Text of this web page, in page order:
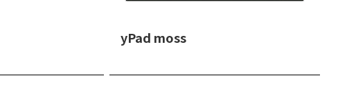
yPad moss